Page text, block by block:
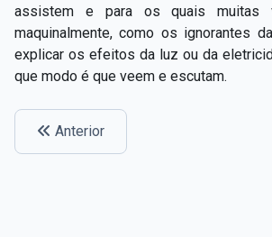
assistem e para os quais muitas
maquinalmente, como os ignorantes
explicar os efeitos da luz ou da
que modo é que veem e escutam.
Anterior